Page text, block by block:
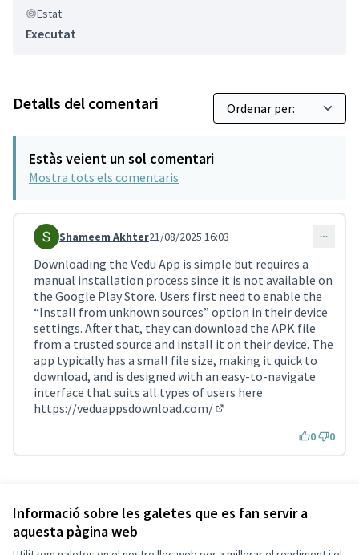
Informació sobre les galetes que es fan servir a
aquesta pàgina web
Estat
Executat
Detalls del comentari
Estàs veient un sol comentari
Mostra tots els comentaris
Comentari 4135
Shameem Akhter21/08/2025 16:03
Downloading the Vedu App is simple but requires a
manual installation process since it is not available on
the Google Play Store. Users first need to enable the
“Install from unknown sources” option in their device
settings. After that, they can download the APK file
from a trusted source and install it on their device. The
app typically has a small file size, making it quick to
download, and is designed with an easy-to-navigate
interface that suits all types of users here
https://veduappsdownload.com/
0 0
Versió 26(de 26) veure altres versions